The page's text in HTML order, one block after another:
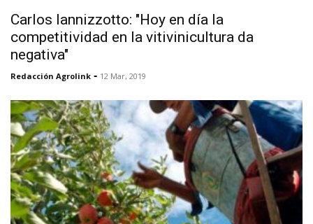
Carlos Iannizzotto: "Hoy en día la
competitividad en la vitivinicultura da
negativa"
Redacción Agrolink - 12 Mar, 2019